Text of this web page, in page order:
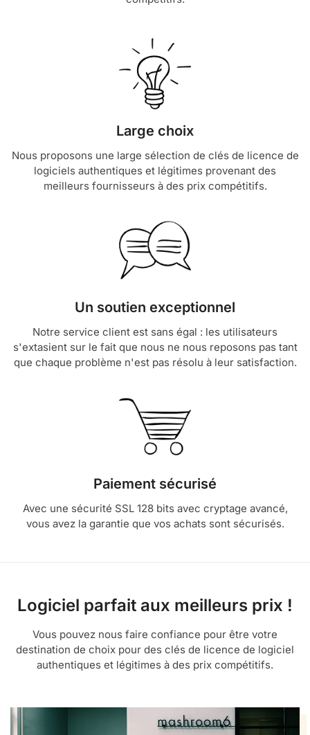
Large choix
Nous proposons une large sélection de clés de licence de
logiciels authentiques et légitimes provenant des
meilleurs fournisseurs à des prix compétitifs.
Un soutien exceptionnel
Notre service client est sans égal : les utilisateurs
s'extasient sur le fait que nous ne nous reposons pas tant
que chaque problème n'est pas résolu à leur satisfaction.
Paiement sécurisé
Avec une sécurité SSL 128 bits avec cryptage avancé,
vous avez la garantie que vos achats sont sécurisés.
Logiciel parfait aux meilleurs prix !
Vous pouvez nous faire confiance pour être votre
destination de choix pour des clés de licence de logiciel
authentiques et légitimes à des prix compétitifs.